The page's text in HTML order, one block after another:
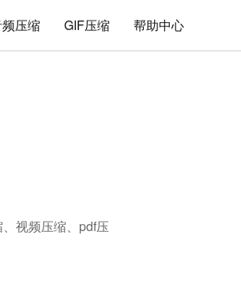
压缩 GIF压缩 帮助中心
视频压缩、pdf压